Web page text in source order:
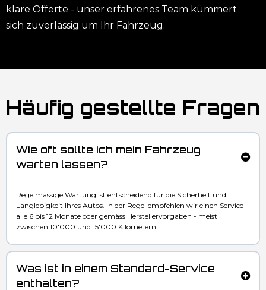
klare Offerte - unser erfahrenes Team kümmert
sich zuverlässig um Ihr Fahrzeug.
Häufig gestellte Fragen
Wie oft sollte ich mein Fahrzeug
warten lassen?
Regelmässige Wartung ist entscheidend für die Sicherheit und
Langlebigkeit Ihres Autos. In der Regel empfehlen wir einen Service
alle 6 bis 12 Monate oder gemäss Herstellervorgaben - meist
zwischen 10'000 und 15'000 Kilometern.
Was ist in einem Standard-Service
enthalten?